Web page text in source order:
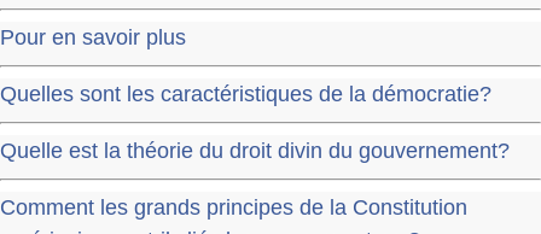
Pour en savoir plus
Quelles sont les caractéristiques de la démocratie?
Quelle est la théorie du droit divin du gouvernement?
Comment les grands principes de la Constitution